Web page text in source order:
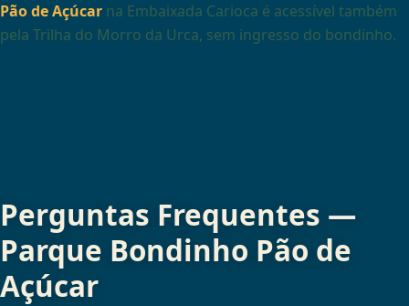
Pão de Açúcar na Embaixada Carioca é acessível também
pela Trilha do Morro da Urca, sem ingresso do bondinho.
Perguntas Frequentes —
Parque Bondinho Pão de
Açúcar